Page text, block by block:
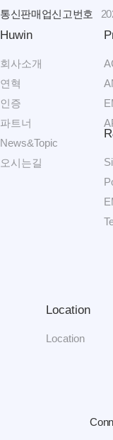
통신판매업신고번호
Huwin
회사소개
연혁
인증
파트너
News&Topic
오시는길
Location
Location